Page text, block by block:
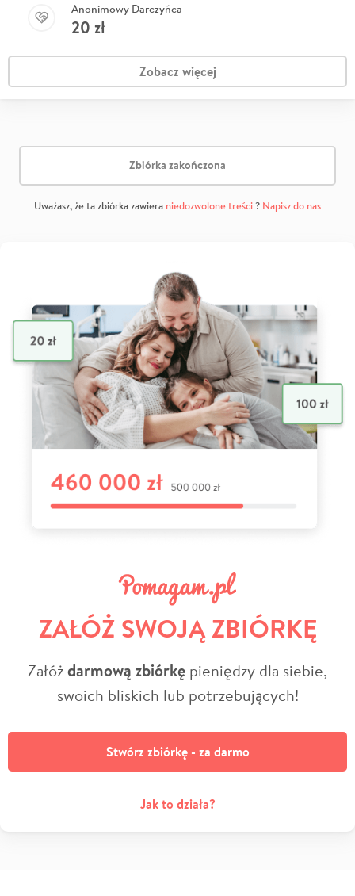
Anonimowy Darczyńca
20 zł
Zobacz więcej
Zbiórka zakończona
Uważasz, że ta zbiórka zawiera niedozwolone treści? Napisz do nas
ZAŁÓŻ SWOJĄ ZBIÓRKĘ
Załóżdarmową zbiórkę pieniędzy dla siebie,
swoich bliskich lub potrzebujących!
Stwórz zbiórkę - za darmo
Jak to działa?